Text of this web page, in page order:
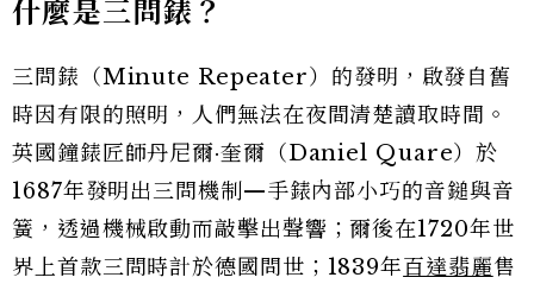
什麼是三問錶？
三問錶（Minute Repeater）的發明，啟發自舊
時因有限的照明，人們無法在夜間清楚讀取時間。
英國鐘錶匠師丹尼爾·奎爾（Daniel Quare）於
1687年發明出三問機制—手錶內部小巧的音鎚與音
簧，透過機械啟動而敲擊出聲響；爾後在1720年世
界上首款三問時計於德國問世；1839年百達翡麗售